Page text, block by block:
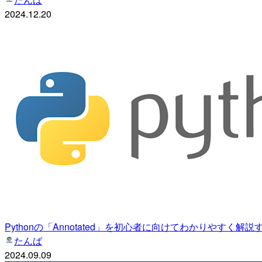
2024.12.20
Pythonの「Annotated」を初心者に向けてわかりやすく解説
たんば
2024.09.09